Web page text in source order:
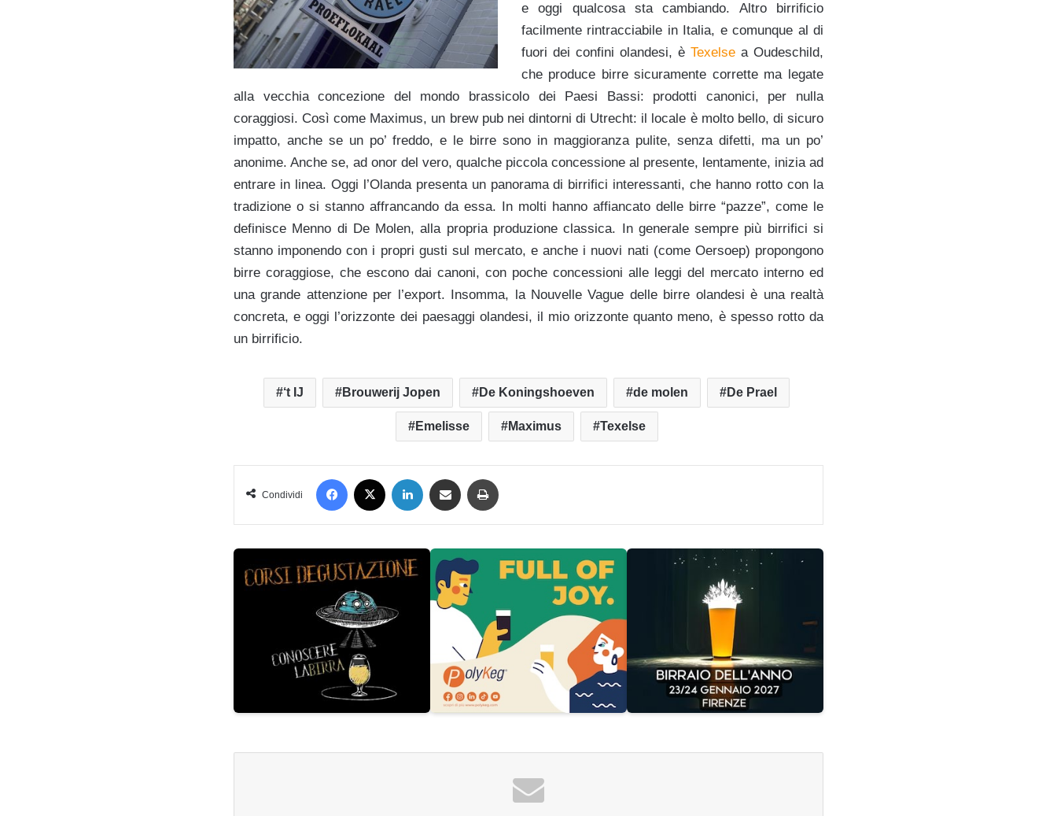
e oggi qualcosa sta cambiando. Altro birrificio
facilmente rintracciabile in Italia, e comunque al di
fuori dei confini olandesi, è Texelsea Oudeschild,
che produce birre sicuramente corrette ma legate
alla vecchia concezione del mondo brassicolo dei Paesi Bassi: prodotti canonici, per nulla
coraggiosi. Così come Maximus, un brew pub nei dintorni di Utrecht: il locale è molto bello, di sicuro
impatto, anche se un po’ freddo, e le birre sono in maggioranza pulite, senza difetti, ma un po’
anonime. Anche se, ad onor del vero, qualche piccola concessione al presente, lentamente, inizia ad
entrare in linea. Oggi l’Olanda presenta un panorama di birrifici interessanti, che hanno rotto con la
tradizione o si stanno affrancando da essa. In molti hanno affiancato delle birre “pazze”, come le
definisce Menno di De Molen, alla propria produzione classica. In generale sempre più birrifici si
stanno imponendo con i propri gusti sul mercato, e anche i nuovi nati (come Oersoep) propongono
birre coraggiose, che escono dai canoni, con poche concessioni alle leggi del mercato interno ed
una grande attenzione per l’export. Insomma, la Nouvelle Vague delle birre olandesi è una realtà
concreta, e oggi l’orizzonte dei paesaggi olandesi, il mio orizzonte quanto meno, è spesso rotto da
un birrificio.
‘t IJ Brouwerij Jopen De Koningshoeven de molen De Prael
Emelisse Maximus Texelse
Condividi
Facebook LinkedIn Condividi via mail